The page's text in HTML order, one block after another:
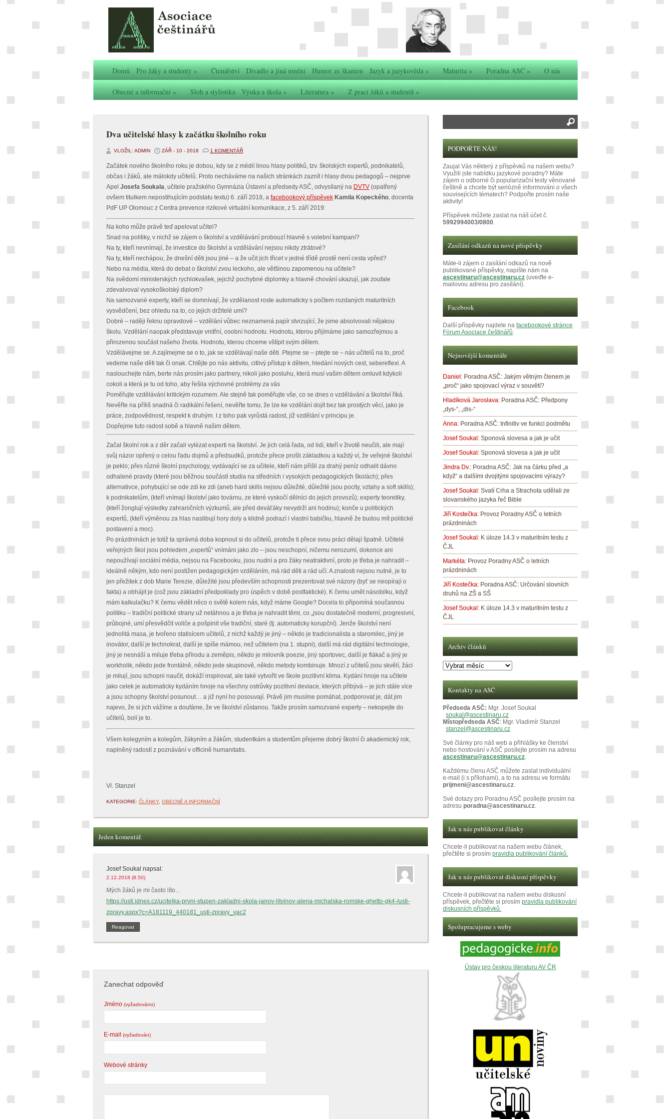
Domů Pro žáky a studenty» Čtenářství Divadlo a jiná umění Humor ze škamen Jazyk a jazykověda» Maturita» Poradna ASČ» O nás
Obecné a informační» Sloh a stylistika Výuka a škola» Literatura» Z prací žáků a studentů»
Dva učitelské hlasy k začátku školního roku
VLOŽIL: ADMIN ZÁŘ - 10 - 2018 1 KOMENTÁŘ
Začátek nového školního roku je dobou, kdy se z médií linou hlasy politiků, tzv. školských expertů, podnikatelů,
občas i žáků, ale málokdy učitelů. Proto necháváme na našich stránkách zaznít i hlasy dvou pedagogů – nejprve
Apel Josefa Soukala, učitele pražského Gymnázia Ústavní a předsedy ASČ, odvysílaný na DVTV (opatřený
ovšem titulkem nepostihujícím podstatu textu) 6. září 2018, a facebookový příspěvek Kamila Kopeckého, docenta
PdF UP Olomouc z Centra prevence rizikové virtuální komunikace, z 5. září 2019:
Na koho může právě teď apelovat učitel?
Snad na politiky, v nichž se zájem o školství a vzdělávání probouzí hlavně s volební kampaní?
Na ty, kteří nevnímají, že investice do školství a vzdělávání nejsou nikdy ztrátové?
Na ty, kteří nechápou, že dnešní děti jsou jiné – a že učit jich třicet v jedné třídě prostě není cesta vpřed?
Nebo na média, která do debat o školství zvou leckoho, ale většinou zapomenou na učitele?
Na svědomí ministerských rychlokvašek, jejichž pochybné diplomky a hlavně chování ukazují, jak zoufale
zdevalvoval vysokoškolský diplom?
Na samozvané experty, kteří se domnívají, že vzdělanost roste automaticky s počtem rozdaných maturitních
vysvědčení, bez ohledu na to, co jejich držitelé umí?
Dobré – raději řeknu opravdové – vzdělání vůbec neznamená papír stvrzující, že jsme absolvovali nějakou
školu. Vzdělání naopak představuje vnitřní, osobní hodnotu. Hodnotu, kterou přijímáme jako samozřejmou a
přirozenou součást našeho života. Hodnotu, kterou chceme vštípit svým dětem.
Vzdělávejme se. A zajímejme se o to, jak se vzdělávají naše děti. Ptejme se – ptejte se – nás učitelů na to, proč
vedeme naše děti tak či onak. Chtějte po nás aktivitu, citlivý přístup k dětem, hledání nových cest, sebereflexi. A
naslouchejte nám, berte nás prosím jako partnery, nikoli jako posluhu, která musí vašim dětem omluvit kdykoli
cokoli a která je tu od toho, aby řešila výchovné problémy za vás
Poměřujte vzdělávání kritickým rozumem. Ale stejně tak poměřujte vše, co se dnes o vzdělávání a školství říká.
Nevěřte na příliš snadná či radikální řešení, nevěřte tomu, že lze ke vzdělání dojít bez tak prostých věcí, jako je
práce, zodpovědnost, respekt k druhým. I z toho pak vyrůstá radost, jíž vzdělání v principu je.
Dopřejme tuto radost sobě a hlavně našim dětem.
Začal školní rok a z děr začali vylézat experti na školství. Je jich celá řada, od lidí, kteří v životě neučili, ale mají
svůj názor opřený o celou řadu dojmů a předsudků, protože přece prošli základkou a každý ví, že veřejné školství
je peklo; přes různé školní psychology, vydávající se za učitele, kteří nám přišli za drahý peníz odhalit dávno
odhalené pravdy (které jsou běžnou součástí studia na středních i vysokých pedagogických školách); přes
alternativce, pohybující se ode zdi ke zdi (aneb hard skills nejsou důležité, důležité jsou pocity, vztahy a soft skills);
k podnikatelům, (kteří vnímají školství jako továrnu, ze které vyskočí dělníci do jejich provozů); experty teoretiky,
(kteří žonglují výsledky zahraničních výzkumů, ale před deváťáky nevydrží ani hodinu); konče u politických
expertů, (kteří výměnou za hlas naslibují hory doly a klidně podrazí i vlastní babičku, hlavně že budou mít politické
postavení a moc).
Po prázdninách je totiž ta správná doba kopnout si do učitelů, protože ti přece svou práci dělají špatně. Učitelé
veřejných škol jsou pohledem „expertů“ vnímáni jako zlo – jsou neschopní, ničemu nerozumí, dokonce ani
nepoužívají sociální média, nejsou na Facebooku, jsou nudní a pro žáky neatraktivní, proto je třeba je nahradit –
ideálně někým, kdo není postižen pedagogickým vzděláním, má rád děti a rád učí. A znalosti nejsou nutné, je to
jen přežitek z dob Marie Terezie, důležité jsou především schopnosti prezentovat své názory (byť se neopírají o
fakta) a obhájit je (což jsou základní předpoklady pro úspěch v době postfaktické). K čemu umět násobilku, když
mám kalkulačku? K čemu vědět něco o světě kolem nás, když máme Google? Docela to připomíná současnou
politiku – tradiční politické strany už netáhnou a je třeba je nahradit těmi, co „jsou dostatečně moderní, progresivní,
průbojné, umí přesvědčit voliče a pošpinit vše tradiční, staré (tj. automaticky korupční). Jenže školství není
jednolitá masa, je tvořeno statisícem učitelů, z nichž každý je jiný – někdo je tradicionalista a staromilec, jiný je
inovátor, další je technokrat, další je spíše mámou, než učitelem (na 1. stupni), další má rád digitální technologie,
jiný je nesnáší a miluje třeba přírodu a zeměpis, někdo je milovník poezie, jiný sportovec, další je flákač a jiný je
workholik, někdo jede frontálně, někdo jede skupinově, někdo metody kombinuje. Mnozí z učitelů jsou skvělí, žáci
je milují, jsou schopni naučit, dokáží inspirovat, ale také vytvořit ve škole pozitivní klima. Kydání hnoje na učitele
jako celek je automaticky kydáním hnoje na všechny ostrůvky pozitivní deviace, kterých přibývá – je jich stále více
a jsou schopny školství posunout… a již nyní ho posouvají. Právě jim musíme pomáhat, podporovat je, dát jim
najevo, že si jich vážíme a doufáme, že ve školství zůstanou. Takže prosím samozvané experty – nekopejte do
učitelů, bolí je to.
Všem kolegyním a kolegům, žákyním a žákům, studentkám a studentům přejeme dobrý školní či akademický rok,
naplněný radostí z poznávání v officině humanitatis.
Vl. Stanzel
KATEGORIE: ČLÁNKY, OBECNÉ A INFORMAČNÍ
Jeden komentář.
Josef Soukal napsal:
2.12.2018 (8.50)
Mých žáků je mi často líto…
https://usti.idnes.cz/ucitelka-prvni-stupen-zakladni-skola-janov-litvinov-alena-michalska-romske-ghetto-gk4-/usti-
zpravy.aspx?c=A181119_440181_usti-zpravy_vac2
Reagovat
Zanechat odpověď
Jméno (vyžadováno)
E-mail (vyžadován)
Webové stránky
PODPOŘTE NÁS!
Zaujal Vás některý z příspěvků na našem webu?
Využili jste nabídku jazykové poradny? Máte
zájem o odborné či popularizační texty věnované
češtině a chcete být seriózně informováni o všech
souvisejících tématech? Podpořte prosím naše
aktivity!
Příspěvek můžete zaslat na náš účet č.
5992994003/0800.
Zasílání odkazů na nové příspěvky
Máte-li zájem o zasílání odkazů na nově
publikované příspěvky, napište nám na
ascestinaru@ascestinaru.cz (uveďte e-
mailovou adresu pro zasílání).
Facebook
Další příspěvky najdete na facebookové stránce
Fórum Asociace češtinářů.
Nejnovější komentáře
Daniel: Poradna ASČ: Jakým větným členem je
„proč“ jako spojovací výraz v souvětí?
Hladíková Jaroslava: Poradna ASČ: Předpony
„dys-“, „dis-“
Anna: Poradna ASČ: Infinitiv ve funkci podmětu
Josef Soukal: Sponová slovesa a jak je učit
Josef Soukal: Sponová slovesa a jak je učit
Jindra Dv.: Poradna ASČ: Jak na čárku před „a
když“ a dalšími dvojitými spojovacími výrazy?
Josef Soukal: Svatí Crha a Strachota udělali ze
slovanského jazyka řeč Bible
Jiří Kostečka: Provoz Poradny ASČ o letních
prázdninách
Josef Soukal: K úloze 14.3 v maturitním testu z
ČJL
Markéta: Provoz Poradny ASČ o letních
prázdninách
Jiří Kostečka: Poradna ASČ: Určování slovních
druhů na ZŠ a SŠ
Josef Soukal: K úloze 14.3 v maturitním testu z
ČJL
Archiv článků
Archiv
článků
Kontakty na ASČ
Předseda ASČ: Mgr. Josef Soukal
soukal@ascestinaru.cz
Místopředseda ASČ: Mgr. Vladimír Stanzel
stanzel@ascestinaru.cz
Své články pro náš web a přihlášky ke členství
nebo hostování v ASČ posílejte prosím na adresu
ascestinaru@ascestinaru.cz.
Každému členu ASČ můžete zaslat individuální
e-mail (i s přílohami), a to na adresu ve formátu
prijmeni@ascestinaru.cz.
Své dotazy pro Poradnu ASČ posílejte prosím na
adresu poradna@ascestinaru.cz.
Jak u nás publikovat články
Chcete-li publikovat na našem webu článek,
přečtěte si prosím pravidla publikování článků.
Jak u nás publikovat diskusní příspěvky
Chcete-li publikovat na našem webu diskusní
příspěvek, přečtěte si prosím pravidla publikování
diskusních příspěvků.
Spolupracujeme s weby
Ústav pro českou literaturu AV ČR